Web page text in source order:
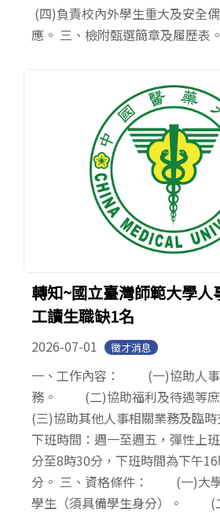
(四)負責校內外學生重大及安全
應。 三、檢附甄選簡章及履歷表。
轉知~國立臺灣師範大學人
工讀生職缺1名
2026-07-01 徵才消息
一、工作內容： (一)協助人事
務。 (二)協助福利及待遇等
(三)協助其他人事相關業務及臨
下班時間：週一至週五，彈性上
分至8時30分，下班時間為下午
分。 三、資格條件： (一)大學
學生（須具備學生身分）。 (